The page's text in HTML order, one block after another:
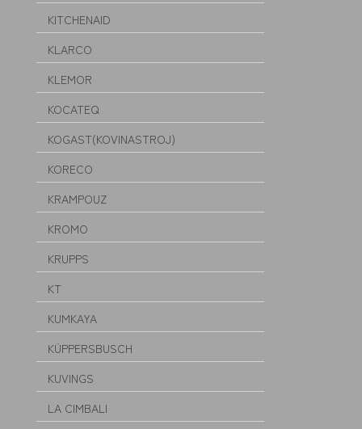
KITCHENAID
KLARCO
KLEMOR
KOCATEQ
KOGAST(KOVINASTROJ)
KORECO
KRAMPOUZ
KROMO
KRUPPS
KT
KUMKAYA
KÜPPERSBUSCH
KUVINGS
LA CIMBALI